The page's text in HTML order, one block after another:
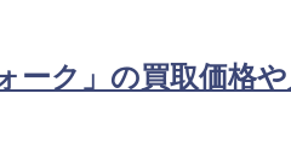
ク」の買取価格